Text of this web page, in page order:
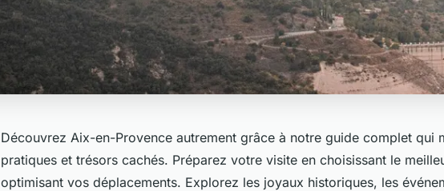
Découvrez Aix-en-Provence autrement grâce à notre guide complet qui
pratiques et trésors cachés. Préparez votre visite en choisissant le
optimisant vos déplacements. Explorez les joyaux historiques, les